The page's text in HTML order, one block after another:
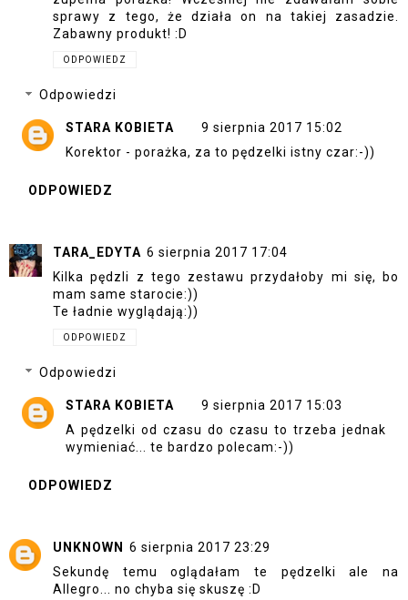
sprawy z tego, że działa on na takiej zasadzie.
Zabawny produkt! :D
ODPOWIEDZ
Odpowiedzi
STARA KOBIETA
9 sierpnia 2017 15:02
Korektor - porażka, za to pędzelki istny czar:-))
ODPOWIEDZ
TARA_EDYTA 6 sierpnia 2017 17:04
Kilka pędzli z tego zestawu przydałoby mi się, bo
mam same starocie:))
Te ładnie wyglądają:))
ODPOWIEDZ
Odpowiedzi
STARA KOBIETA
9 sierpnia 2017 15:03
A pędzelki od czasu do czasu to trzeba jednak
wymieniać... te bardzo polecam:-))
ODPOWIEDZ
UNKNOWN
6 sierpnia 2017 23:29
Sekundę temu oglądałam te pędzelki ale na
Allegro... no chyba się skuszę :D